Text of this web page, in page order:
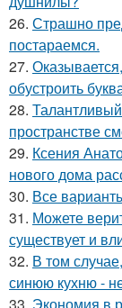
26. Страшно
постараемся.
27.
обустроить
28.
пространстве
29. Ксения
нового дома
30. Все
31. Можете
существует и
32. В том
синюю кухню -